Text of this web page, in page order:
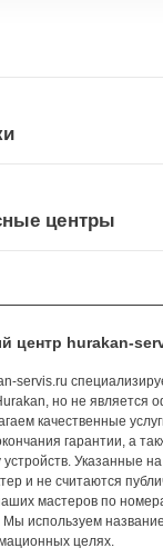
центры
центр hurakan-
servis.ru
но не является
качественные
гарантии, а
устройств. Указанные
и не считаются
мастеров по
используем
целях.